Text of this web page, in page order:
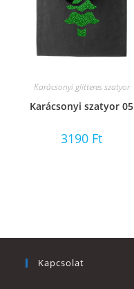
Karácsonyi glitteres szatyor
Karácsonyi szatyor 05
3190 Ft
Kapcsolat